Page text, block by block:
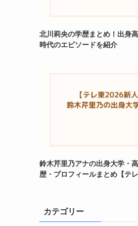
北川莉央の学歴まとめ！出身
時代のエピソードを紹介
鈴木芹里乃アナの出身大学・
歴・プロフィールまとめ【テレ
カテゴリー